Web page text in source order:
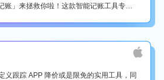
账」来拯救你啦！这款智能记账工具专为
义跟踪 APP 降价或是限免的实用工具，同